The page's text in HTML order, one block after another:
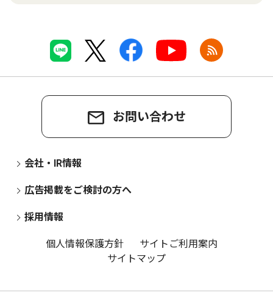
お問い合わせ
会社・IR情報
広告掲載をご検討の方へ
採用情報
個人情報保護方針
サイトご利用案内
サイトマップ